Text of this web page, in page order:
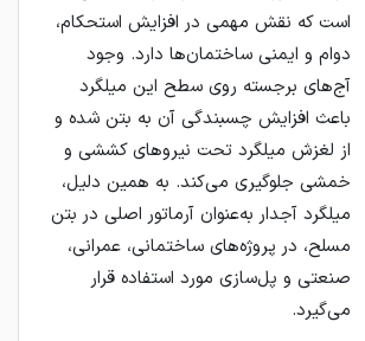
است که نقش مهمی در افزایش استحکام،
دوام و ایمنی ساختمان‌ها دارد. وجود
آج‌های برجسته روی سطح این میلگرد
باعث افزایش چسبندگی آن به بتن شده و
از لغزش میلگرد تحت نیروهای کششی و
خمشی جلوگیری می‌کند. به همین دلیل،
میلگرد آجدار به‌عنوان آرماتور اصلی در بتن
مسلح، در پروژه‌های ساختمانی، عمرانی،
صنعتی و پل‌سازی مورد استفاده قرار
می‌گیرد.